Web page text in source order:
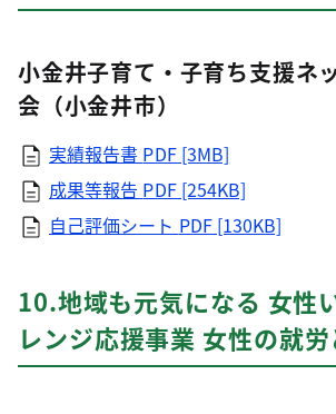
小金井子育て・子育ち支援ネ
会（小金井市）
実績報告書 PDF [3MB]
成果等報告 PDF [254KB]
自己評価シート PDF [130KB]
10.地域も元気になる 女性
レンジ応援事業 女性の就